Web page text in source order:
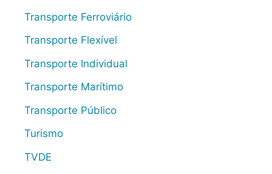
Transporte Ferroviário
Transporte Flexível
Transporte Individual
Transporte Marítimo
Transporte Público
Turismo
TVDE